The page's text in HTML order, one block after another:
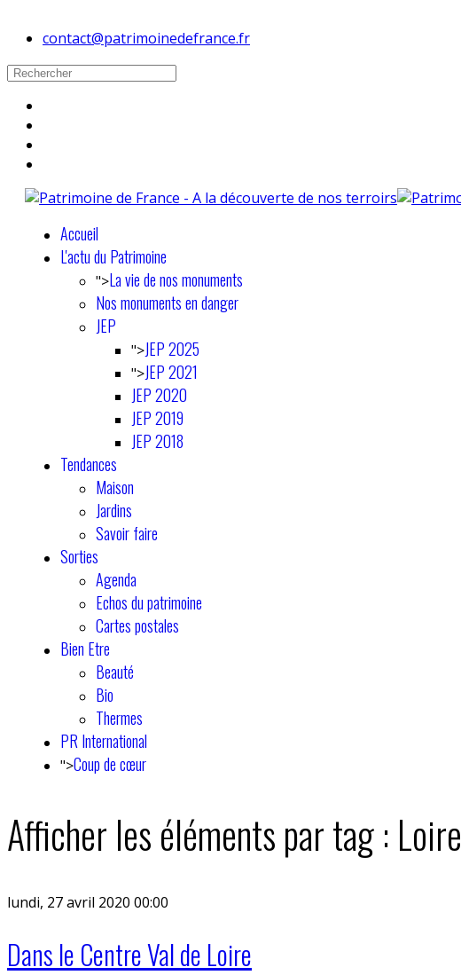
contact@patrimoinedefrance.fr
Accueil
L'actu du Patrimoine
">La vie de nos monuments
Nos monuments en danger
JEP
">JEP 2025
">JEP 2021
JEP 2020
JEP 2019
JEP 2018
Tendances
Maison
Jardins
Savoir faire
Sorties
Agenda
Echos du patrimoine
Cartes postales
Bien Etre
Beauté
Bio
Thermes
PR International
">Coup de cœur
Afficher les éléments par tag : Loire
lundi, 27 avril 2020 00:00
Dans le Centre Val de Loire